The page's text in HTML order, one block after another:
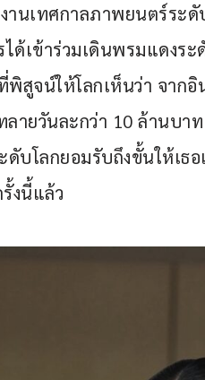
านเทศกาลภาพยนตร์ระดั
ด้เข้าร่วมเดินพรมแดงร
สูจน์ให้โลกเห็นว่า จาก
ายวันละกว่า 10 ล้านบา
บโลกยอมรับถึงขั้นให้เธ
งนี้แล้ว